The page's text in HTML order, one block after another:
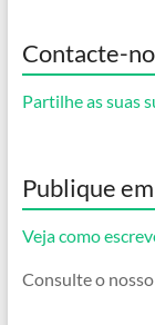
Contacte-
Partilhe as suas
Publique
Veja como
Consulte o nosso